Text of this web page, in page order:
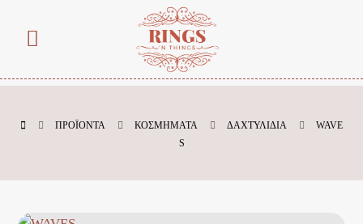
ΠΡΟΪΌΝΤΑ ΚΟΣΜΗΜΑΤΑ ΔΑΧΤΥΛΙΔΙΑ
WAVE
S